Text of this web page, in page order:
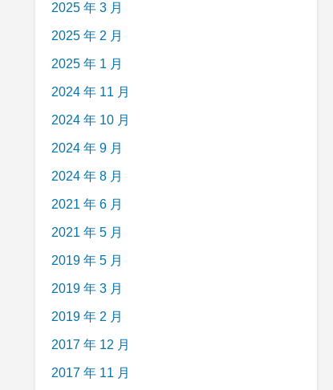
2025 年 3 月
2025 年 2 月
2025 年 1 月
2024 年 11 月
2024 年 10 月
2024 年 9 月
2024 年 8 月
2021 年 6 月
2021 年 5 月
2019 年 5 月
2019 年 3 月
2019 年 2 月
2017 年 12 月
2017 年 11 月